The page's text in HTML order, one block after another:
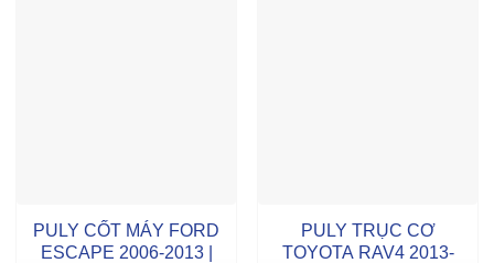
PULY CỐT MÁY FORD
ESCAPE 2006-2013 |
PULY TRỤC CƠ
TOYOTA RAV4 2013-